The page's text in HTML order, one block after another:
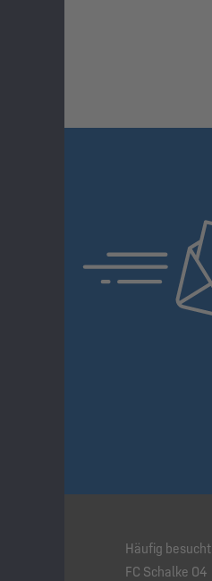
Häufig besucht
FC Schalke 04